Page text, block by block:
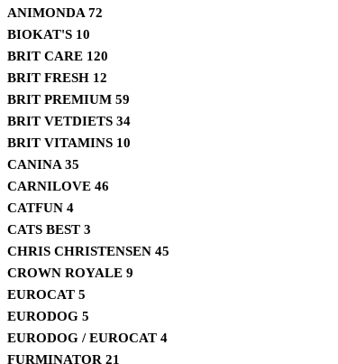
ANIMONDA72
BIOKAT'S 10
BRIT CARE 120
BRIT FRESH 12
BRIT PREMIUM 59
BRIT VETDIETS 34
BRIT VITAMINS 10
CANINA35
CARNILOVE 46
CATFUN 4
CATS BEST 3
CHRIS CHRISTENSEN 45
CROWN ROYALE 9
EUROCAT 5
EURODOG 5
EURODOG / EUROCAT 4
FURMINATOR 21